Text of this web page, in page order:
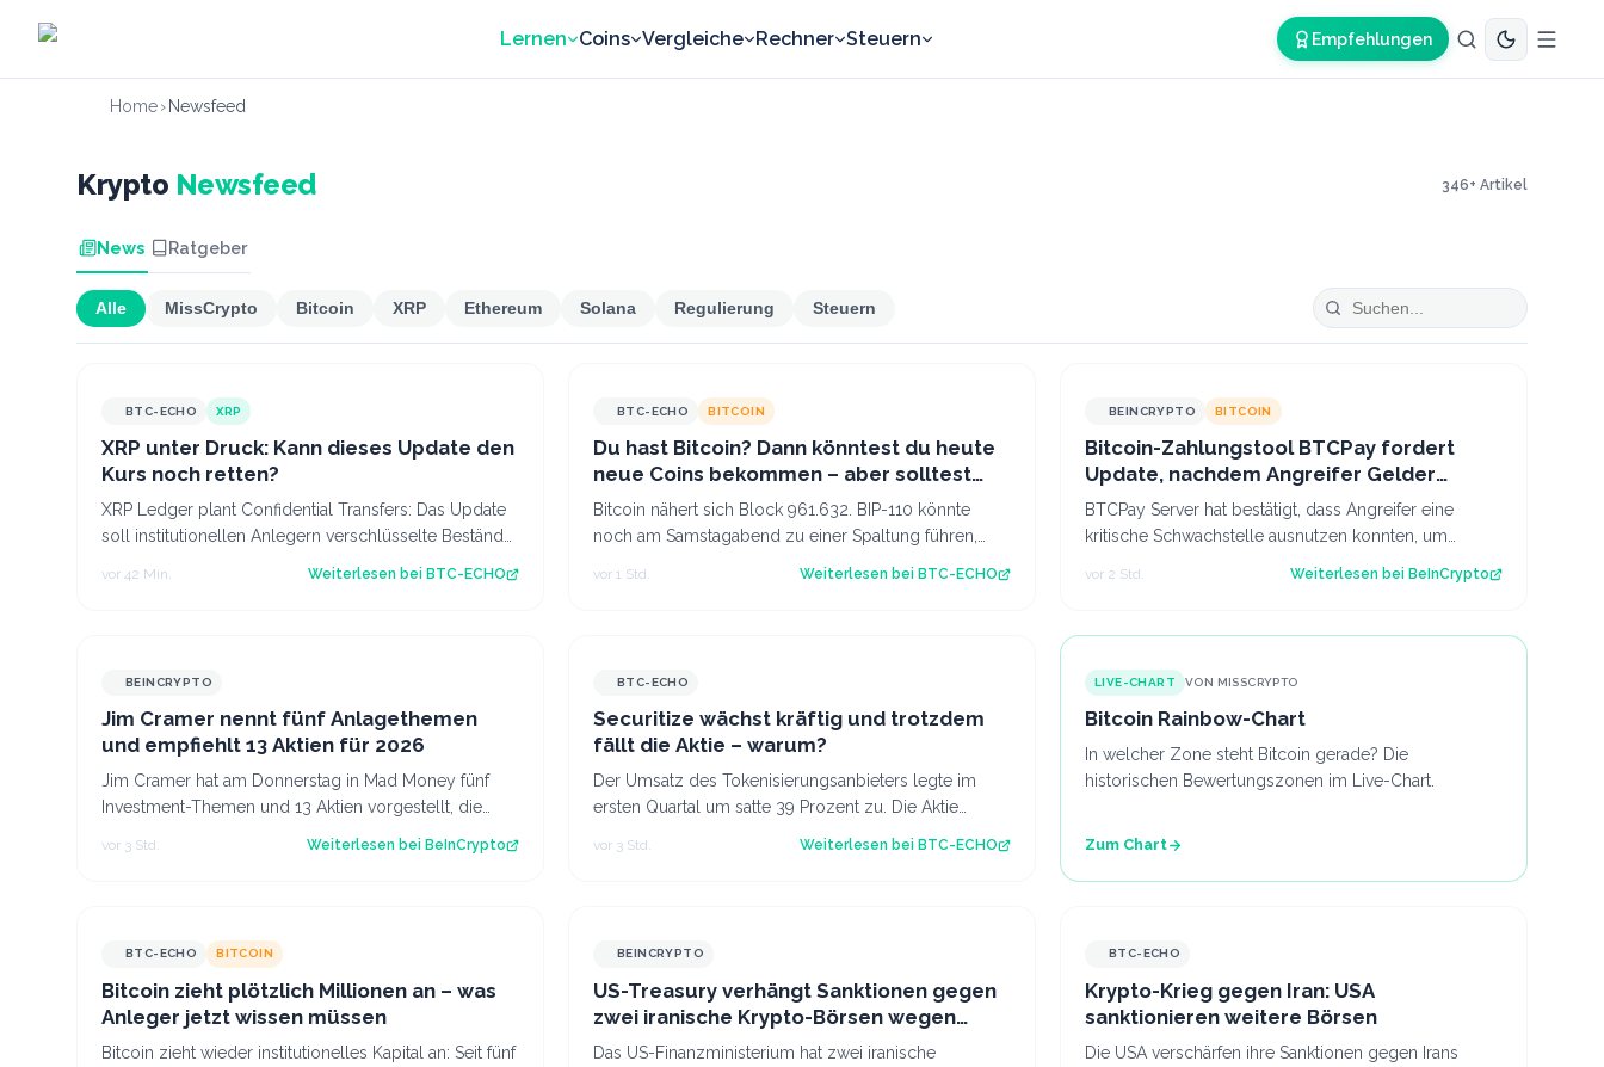
Lernen
Coins Vergleiche Rechner Steuern Empfehlungen
Home› Newsfeed
Krypto Newsfeed 346+ Artikel
News Ratgeber
Alle MissCrypto Bitcoin XRP Ethereum Solana Regulierung Steuern
BTC-ECHO XRP
XRP unter Druck: Kann dieses Update den
Kurs noch retten?
XRP Ledger plant Confidential Transfers: Das Update
soll institutionellen Anlegern verschlüsselte Bestände
vor 42 Min. Weiterlesen bei BTC-ECHO
BTC-ECHO BITCOIN
Du hast Bitcoin? Dann könntest du heute
neue Coins bekommen – aber solltest
nicht verkaufen
Bitcoin nähert sich Block 961.632. BIP-110 könnte
noch am Samstagabend zu einer Spaltung führen,
vor 1 Std. Weiterlesen bei BTC-ECHO
BEINCRYPTO BITCOIN
Bitcoin-Zahlungstool BTCPay fordert
Update, nachdem Angreifer Gelder
gestohlen haben
BTCPay Server hat bestätigt, dass Angreifer eine
kritische Schwachstelle ausnutzen konnten, um
vor 2 Std. Weiterlesen bei BeInCrypto
BEINCRYPTO
Jim Cramer nennt fünf Anlagethemen
und empfiehlt 13 Aktien für 2026
Jim Cramer hat am Donnerstag in Mad Money fünf
Investment-Themen und 13 Aktien vorgestellt, die
vor 3 Std. Weiterlesen bei BeInCrypto
BTC-ECHO
Securitize wächst kräftig und trotzdem
fällt die Aktie – warum?
Der Umsatz des Tokenisierungsanbieters legte im
ersten Quartal um satte 39 Prozent zu. Die Aktie
vor 3 Std. Weiterlesen bei BTC-ECHO
LIVE-CHART VON MISSCRYPTO
Bitcoin Rainbow-Chart
In welcher Zone steht Bitcoin gerade? Die
historischen Bewertungszonen im Live-Chart.
Zum Chart
BTC-ECHO BITCOIN
Bitcoin zieht plötzlich Millionen an – was
Anleger jetzt wissen müssen
Bitcoin zieht wieder institutionelles Kapital an: Seit fünf
BEINCRYPTO
US-Treasury verhängt Sanktionen gegen
zwei iranische Krypto-Börsen wegen
Geldwäsche für die IRGC
Das US-Finanzministerium hat zwei iranische
BTC-ECHO
Krypto-Krieg gegen Iran: USA
sanktionieren weitere Börsen
Die USA verschärfen ihre Sanktionen gegen Irans